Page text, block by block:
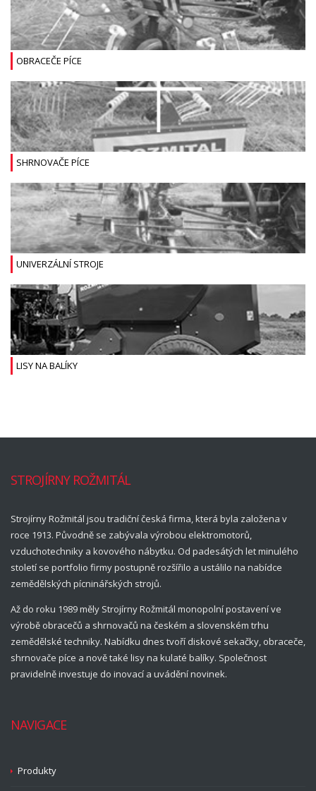
OBRACEČE PÍCE
SHRNOVAČE PÍCE
UNIVERZÁLNÍ STROJE
LISY NA BALÍKY
STROJÍRNY ROŽMITÁL
Strojírny Rožmitál jsou tradiční česká firma, která byla založena v
roce 1913. Původně se zabývala výrobou elektromotorů,
vzduchotechniky a kovového nábytku. Od padesátých let minulého
století se portfolio firmy postupně rozšířilo a ustálilo na nabídce
zemědělských pícninářských strojů.
Až do roku 1989 měly Strojírny Rožmitál monopolní postavení ve
výrobě obracečů a shrnovačů na českém a slovenském trhu
zemědělské techniky. Nabídku dnes tvoří diskové sekačky, obraceče,
shrnovače píce a nově také lisy na kulaté balíky. Společnost
pravidelně investuje do inovací a uvádění novinek.
NAVIGACE
Produkty